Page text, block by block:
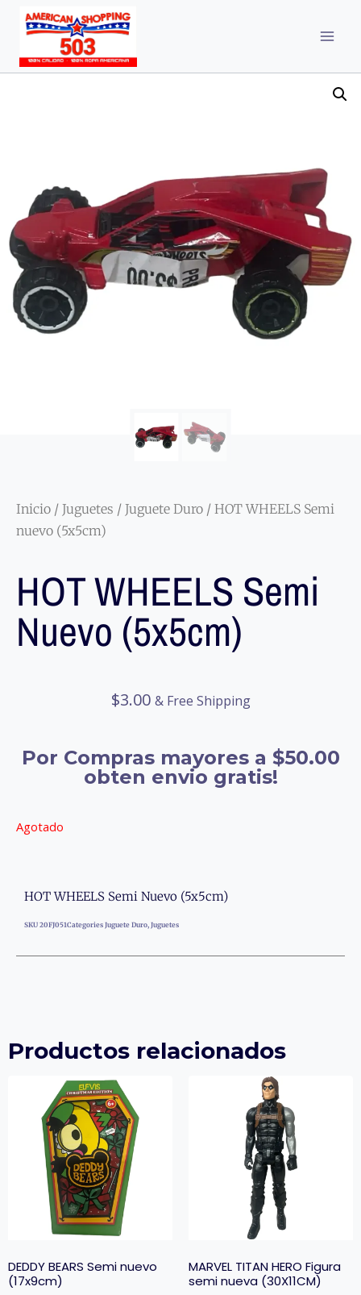
Inicio / Juguetes / Juguete Duro / HOT WHEELS Semi
nuevo (5x5cm)
HOT WHEELS Semi
Nuevo (5x5cm)
$3.00 & Free Shipping
Por Compras mayores a $50.00
obten envio gratis!
Agotado
HOT WHEELS Semi Nuevo (5x5cm)
SKU 20FJ051Categories Juguete Duro, Juguetes
Productos relacionados
DEDDY BEARS Semi nuevo
(17x9cm)
MARVEL TITAN HERO Figura
semi nueva (30X11CM)